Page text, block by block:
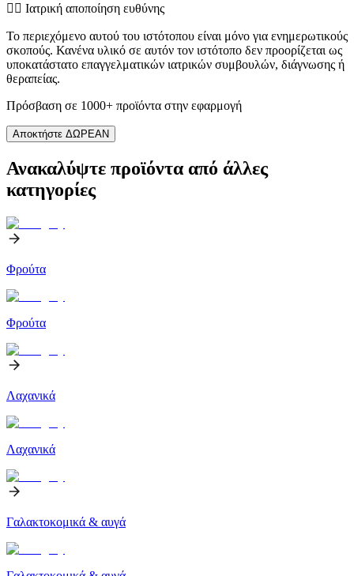
👨‍⚕️️ Ιατρική αποποίηση ευθύνης
Το περιεχόμενο αυτού του ιστότοπου είναι μόνο για ενημερωτικούς
σκοπούς. Κανένα υλικό σε αυτόν τον ιστότοπο δεν προορίζεται ως
υποκατάστατο επαγγελματικών ιατρικών συμβουλών, διάγνωσης ή
θεραπείας.
Πρόσβαση σε 1000+ προϊόντα στην εφαρμογή
Αποκτήστε ΔΩΡΕΑΝ
Ανακαλύψτε προϊόντα από άλλες
κατηγορίες
Φρούτα
Φρούτα
Λαχανικά
Λαχανικά
Γαλακτοκομικά & αυγά